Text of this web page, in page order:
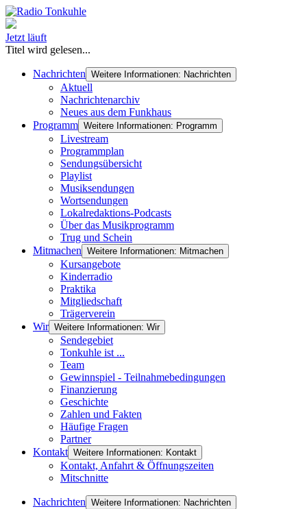
Jetzt läuft
Titel wird gelesen...
Nachrichten Weitere Informationen: Nachrichten
Aktuell
Nachrichtenarchiv
Neues aus dem Funkhaus
Programm Weitere Informationen: Programm
Livestream
Programmplan
Sendungsübersicht
Playlist
Musiksendungen
Wortsendungen
Lokalredaktions-Podcasts
Über das Musikprogramm
Trug und Schein
Mitmachen Weitere Informationen: Mitmachen
Kursangebote
Kinderradio
Praktika
Mitgliedschaft
Trägerverein
Wir Weitere Informationen: Wir
Sendegebiet
Tonkuhle ist ...
Team
Gewinnspiel - Teilnahmebedingungen
Finanzierung
Geschichte
Zahlen und Fakten
Häufige Fragen
Partner
Kontakt Weitere Informationen: Kontakt
Kontakt, Anfahrt & Öffnungszeiten
Mitschnitte
Nachrichten Weitere Informationen: Nachrichten